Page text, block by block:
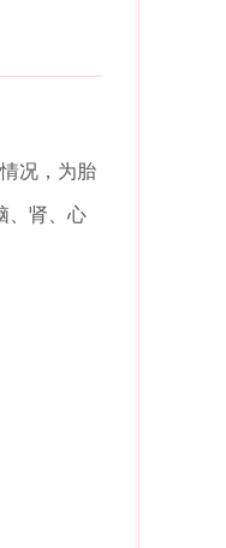
况，为胎
、肾、心